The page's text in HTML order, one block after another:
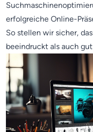
erfolgreiche Online-
So stellen wir sicher,
beeindruckt als auch